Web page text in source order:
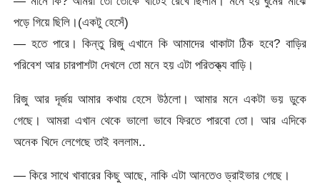
পড়ে গিয়ে ছিলি।(একটু হেসেঁ)
— হতে পারে। কিন্তু রিজু এখানে কি আমাদের থাকাটা ঠিক হবে? বাড়ির
পরিবেশ আর চারপাশটা দেখলে তো মনে হয় এটা পরিতক্ত্য বাড়ি।
রিজু আর দূর্জয় আমার কথায় হেসে উঠলো। আমার মনে একটা ভয় ডুকে
গেছে। আমরা এখান থেকে ভালো ভাবে ফিরতে পারবো তো। আর এদিকে
অনেক খিদে লেগেছে তাই বললাম..
— কিরে সাথে খাবারের কিছু আছে, নাকি এটা আনতেও ড্রাইভার গেছে।